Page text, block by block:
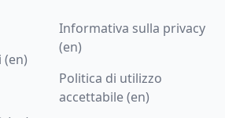
Informativa sulla privacy
(en)
Politica di utilizzo
accettabile (en)